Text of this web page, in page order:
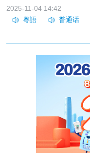
2025-11-04 14:42